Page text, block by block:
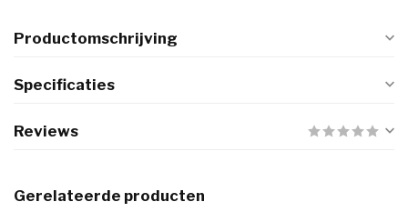
Productomschrijving
Specificaties
Reviews
Gerelateerde producten